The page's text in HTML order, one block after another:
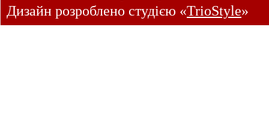
Дизайн розроблено студією «TrioStyle»